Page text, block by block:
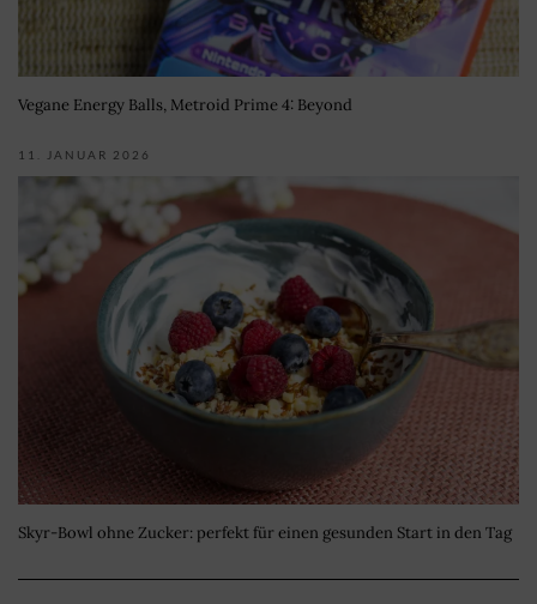
Vegane Energy Balls, Metroid Prime 4: Beyond
11. JANUAR 2026
Skyr-Bowl ohne Zucker: perfekt für einen gesunden Start in den Tag